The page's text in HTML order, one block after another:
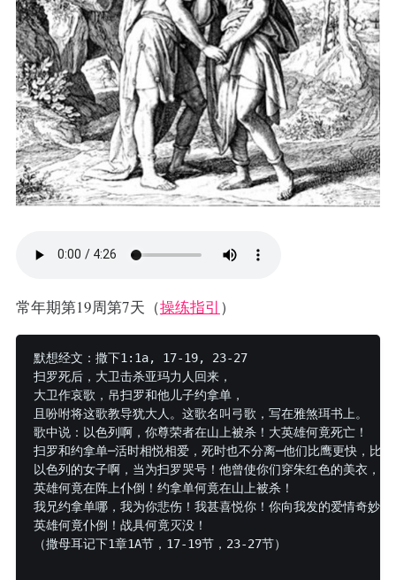
常年期第19周第7天（操练指引 ）
默想经文：撒下1:1a, 17-19, 23-27
扫罗死后，大卫击杀亚玛力人回来，
大卫作哀歌，吊扫罗和他儿子约拿单，
且吩咐将这歌教导犹大人。这歌名叫弓歌，写在雅煞珥书上。
歌中说：以色列啊，你尊荣者在山上被杀！大英雄何竟死亡！
扫罗和约拿单─活时相悦相爱，死时也不分离─他们比鹰更快，比
以色列的女子啊，当为扫罗哭号！他曾使你们穿朱红色的美衣，
英雄何竟在阵上仆倒！约拿单何竟在山上被杀！
我兄约拿单哪，我为你悲伤！我甚喜悦你！你向我发的爱情奇妙
英雄何竟仆倒！战具何竟灭没！
（撒母耳记下1章1A节，17-19节，23-27节）